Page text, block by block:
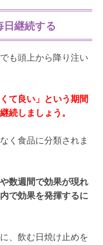
継続する
も頭上から降り注い
て良い」という期間
続しましょう。
く食品に分類されま
数週間で効果が現れ
で効果を発揮するに
、飲む日焼け止めを